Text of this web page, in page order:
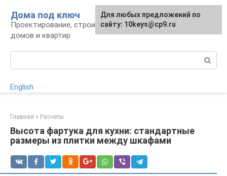
контенту
Дома под ключ
Проектирование, строительство и отделка
домов и квартир
English
Главная » Расчеты
Высота фартука для кухни: стандартные
размеры из плитки между шкафами
Для любых предложений по
сайту: 10keys@cp9.ru